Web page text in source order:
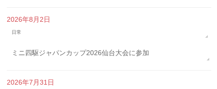
2026年8月2日
日常
ミニ四駆ジャパンカップ2026仙台大会に参加
2026年7月31日